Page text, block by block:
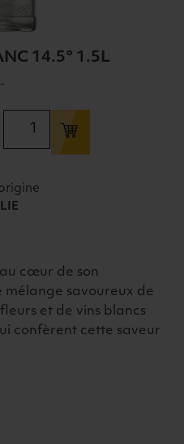
14.5° 1.5L
-
MARTINI
14.5°
cœur de son
mélange savoureux de
et de vins blancs
confèrent cette saveur